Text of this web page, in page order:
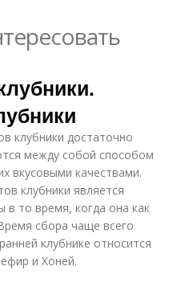
клубники достаточно
между собой способом
вкусовыми качествами.
клубники является
то время, когда она как
сбора чаще всего
клубнике относится
и Хоней.